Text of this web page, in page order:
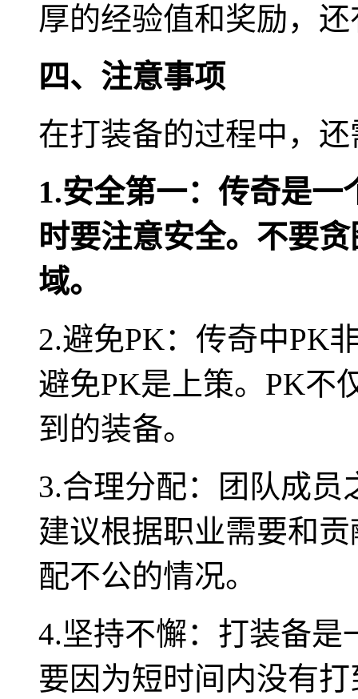
厚的经验值和奖励，
四、注意事项
在打装备的过程中，
1.安全第一：传奇是
时要注意安全。不要
域。
2.避免PK：传奇中PK
避免PK是上策。PK不
到的装备。
3.合理分配：团队成
建议根据职业需要和
配不公的情况。
4.坚持不懈：打装备是
要因为短时间内没有